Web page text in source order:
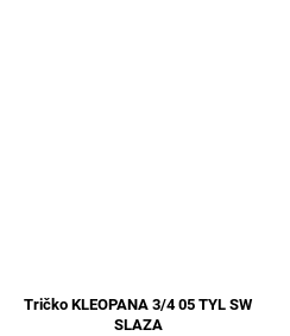
Tričko KLEOPANA 3/4 05 TYL SW
SLAZA